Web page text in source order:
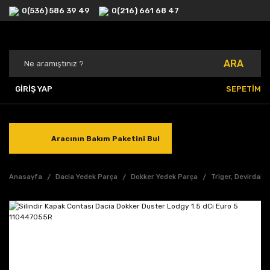
0(536) 586 39 49 0(216) 661 68 47
ARA
GİRİŞ YAP SEPETİM
Aracının Bakım Paketini Bul
Anasayfa Dacia Yedek Parça Dokker Yedek Parça Triger,